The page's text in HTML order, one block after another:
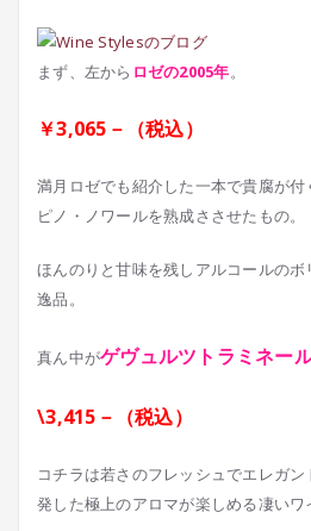
まず、左から ロゼの2005年。
￥3,065－（税込）
満月ロゼでも紹介した一本で貴腐が
ピノ・ノワールを熟成ささせたもの。
ほんのりと甘味を残しアルコールの
逸品。
真ん中がゲヴュルツトラミネー
\3,415－（税込）
コチラは若さのフレッシュでエレガ
発した極上のアロマが楽しめる凄いワ